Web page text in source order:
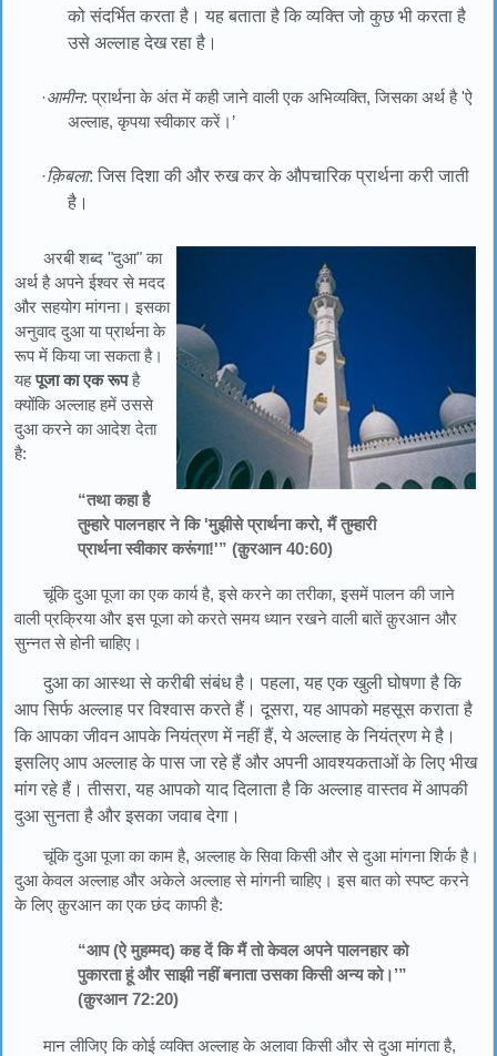
को संदर्भित करता है। यह बताता है कि व्यक्ति जो कुछ भी करता है
उसे अल्लाह देख रहा है।
·आमीन: प्रार्थना के अंत में कही जाने वाली एक अभिव्यक्ति, जिसका अर्थ है 'ऐ
अल्लाह, कृपया स्वीकार करें।’
·क़िबला: जिस दिशा की और रुख कर के औपचारिक प्रार्थना करी जाती
है।
अरबी शब्द "दुआ" का
अर्थ है अपने ईश्वर से मदद
और सहयोग मांगना। इसका
अनुवाद दुआ या प्रार्थना के
रूप में किया जा सकता है।
यहपूजा का एक रूपहै
क्योंकि अल्लाह हमें उससे
दुआ करने का आदेश देता
है:
“तथा कहा है
तुम्हारे पालनहार ने कि 'मुझीसे प्रार्थना करो, मैं तुम्हारी
प्रार्थना स्वीकार करूंगा!'” (क़ुरआन 40:60)
चूंकि दुआ पूजा का एक कार्य है, इसे करने का तरीका, इसमें पालन की जाने
वाली प्रक्रिया और इस पूजा को करते समय ध्यान रखने वाली बातें क़ुरआन और
सुन्नत से होनी चाहिए।
दुआ का आस्था से करीबी संबंध है। पहला, यह एक खुली घोषणा है कि
आप सिर्फ अल्लाह पर विश्वास करते हैं। दूसरा, यह आपको महसूस कराता है
कि आपका जीवन आपके नियंत्रण में नहीं हैं, ये अल्लाह के नियंत्रण मे है।
इसलिए आप अल्लाह के पास जा रहे हैं और अपनी आवश्यकताओं के लिए भीख
मांग रहे हैं। तीसरा, यह आपको याद दिलाता है कि अल्लाह वास्तव में आपकी
दुआ सुनता है और इसका जवाब देगा।
चूंकि दुआ पूजा का काम है, अल्लाह के सिवा किसी और से दुआ मांगना शिर्क है।
दुआ केवल अल्लाह और अकेले अल्लाह से मांगनी चाहिए। इस बात को स्पष्ट करने
के लिए क़ुरआन का एक छंद काफी है:
“आप (ऐ मुहम्मद) कह दें कि मैं तो केवल अपने पालनहार को
पुकारता हूं और साझी नहीं बनाता उसका किसी अन्य को।’”
(क़ुरआन 72:20)
मान लीजिए कि कोई व्यक्ति अल्लाह के अलावा किसी और से दुआ मांगता है,